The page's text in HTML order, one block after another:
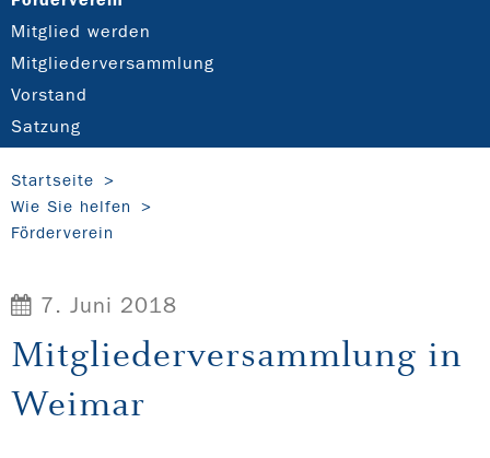
Mitglied werden
Mitgliederversammlung
Vorstand
Satzung
Startseite
Wie Sie helfen
Förderverein
7. Juni 2018
Mitgliederversammlung in
Weimar